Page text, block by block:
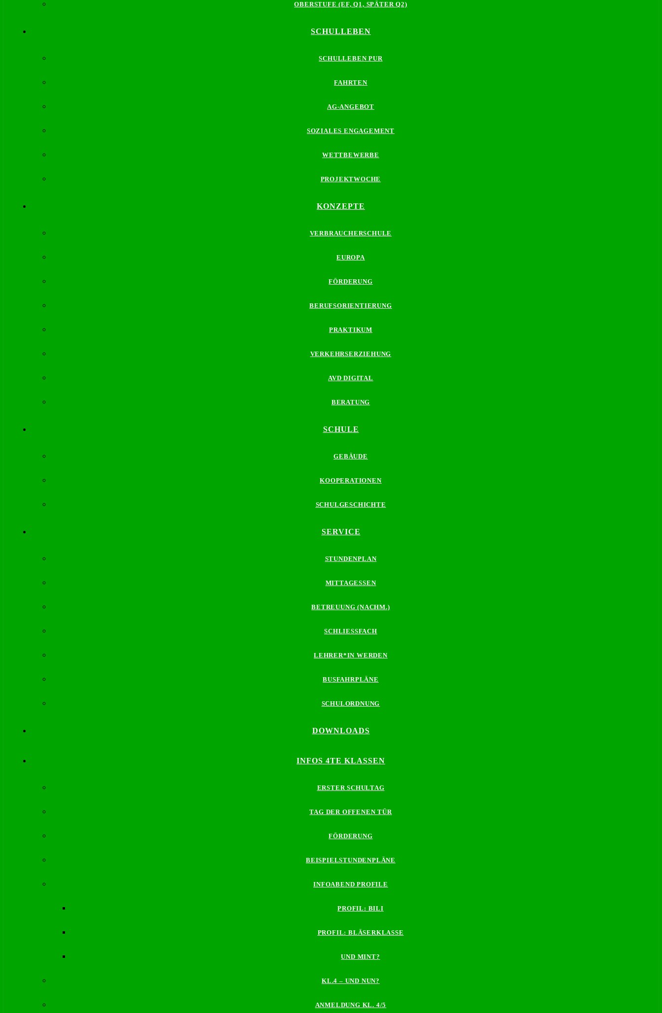
OBERSTUFE (EF, Q1, SPÄTER Q2)
SCHULLEBEN
SCHULLEBEN PUR
FAHRTEN
AG-ANGEBOT
SOZIALES ENGAGEMENT
WETTBEWERBE
PROJEKTWOCHE
KONZEPTE
VERBRAUCHERSCHULE
EUROPA
FÖRDERUNG
BERUFSORIENTIERUNG
PRAKTIKUM
VERKEHRSERZIEHUNG
AVD DIGITAL
BERATUNG
SCHULE
GEBÄUDE
KOOPERATIONEN
SCHULGESCHICHTE
SERVICE
STUNDENPLAN
MITTAGESSEN
BETREUUNG (NACHM.)
SCHLIESSFACH
LEHRER*IN WERDEN
BUSFAHRPLÄNE
SCHULORDNUNG
DOWNLOADS
INFOS 4TE KLASSEN
ERSTER SCHULTAG
TAG DER OFFENEN TÜR
FÖRDERUNG
BEISPIELSTUNDENPLÄNE
INFOABEND PROFILE
PROFIL: BILI
PROFIL: BLÄSERKLASSE
UND MINT?
KL.4 – UND NUN?
ANMELDUNG KL. 4/5